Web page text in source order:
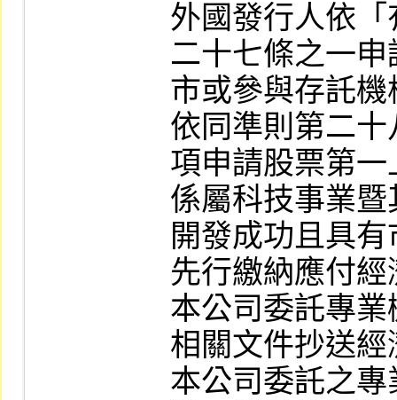
外國發行人依
二十七條之一
市或參與存託
依同準則第二
項申請股票第
係屬科技事業
開發成功且具
先行繳納應付
本公司委託專
相關文件抄送
本公司委託之